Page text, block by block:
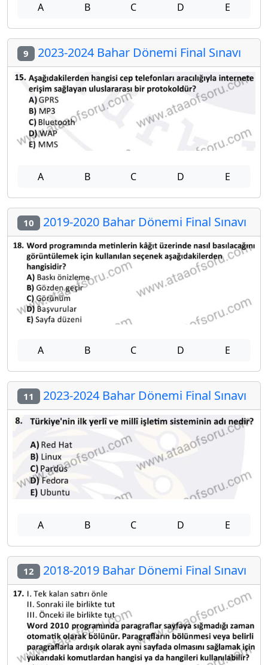
A B C D E
9 2023-2024 Bahar Dönemi Final Sınavı
A B C D E
10 2019-2020 Bahar Dönemi Final Sınavı
A B C D E
11 2023-2024 Bahar Dönemi Final Sınavı
A B C D E
12 2018-2019 Bahar Dönemi Final Sınavı